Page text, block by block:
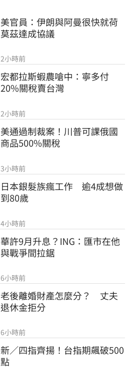
美官員：伊朗與阿曼很快就荷
莫茲達成協議
2小時前
宏都拉斯蝦農嗆中：寧多付
20%關稅賣台灣
2小時前
美通過制裁案！川普可課俄國
商品500%關稅
3小時前
日本銀髮族瘋工作　逾4成想做
到80歲
4小時前
華許9月升息？ING：匯市在他
與戰爭間拉鋸
6小時前
老後離婚財產怎麼分？　丈夫
退休金拒分
6小時前
新／四指齊揚！台指期飆破500
點